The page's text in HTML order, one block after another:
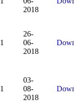
2018
1
26-
06-
2018
1
03-
08-
2018